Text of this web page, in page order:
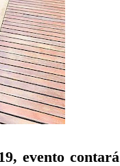
evento contará